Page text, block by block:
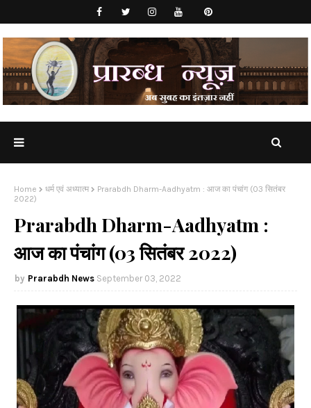
Home धर्म एवं अध्यात्म
Prarabdh Dharm-Aadhyatm : आज का पंचांग (03 सितंबर
2022)
Prarabdh Dharm-Aadhyatm :
आज का पंचांग (03 सितंबर 2022)
Prarabdh News September 03, 2022